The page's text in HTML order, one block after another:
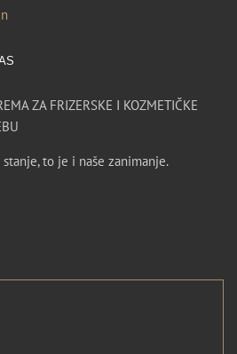
ZA FRIZERSKE I KOZMETIČKE
to je i naše zanimanje.